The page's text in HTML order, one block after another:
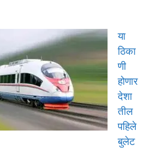
या
ठिका
णी
होणार
देशा
तील
पहिले
बुलेट